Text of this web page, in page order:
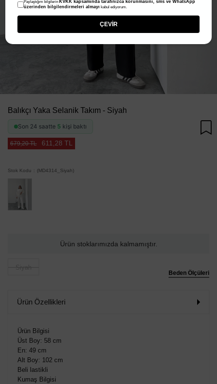
Balıkçı Yaka Selanik Takım - Siyah
Son 24 saatte 5 kişi baktı
679,20 TL 611,28 TL
Stok Kodu (MD4314_Siyah)
Ürün stoklarımızda kalmamıştır.
Beden Ölçüleri
Ürün Özellikleri
Ürün Bilgisi
Üst Boy: 58 cm
En: 49 cm
Alt Boy: 102 cm
Beli lastikli
Kumaş Bilgisi
Paylaştığım bilgilerin KVKK kapsamında tarafınızca korunmasını, sms ve WhatsApp
üzerinden bilgilendirmeleri almayı kabul ediyorum.
ÇEVİR